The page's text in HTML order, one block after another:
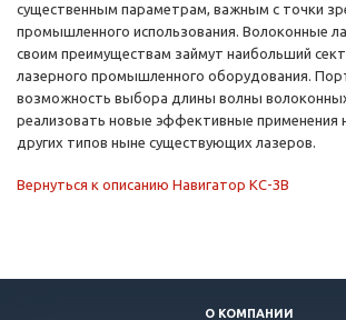
существенным параметрам, важным с точки
промышленного использования. Волоконные
своим преимуществам займут наибольший
лазерного промышленного оборудования.
возможность выбора длины волны
реализовать новые эффективные применения
других типов ныне существующих лазеров.
Вернуться к описанию Навигатор КС-ЗВ
О КОМПАНИИ